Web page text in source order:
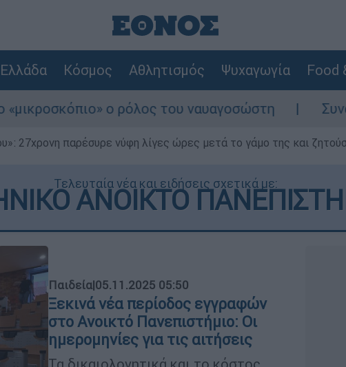
Ελλάδα Κόσμος Αθλητισμός Ψυχαγωγία Food
ο ρόλος του ναυαγοσώστη Συναγερμός στην
27χρονη παρέσυρε νύφη λίγες ώρες μετά το γάμο της και
Τελευταία νέα και ειδήσεις σχετικά με:
ΑΝΟΙΚΤΟ
Παιδεία|05.11.2025 05:50
Ξεκινά νέα περίοδος εγγραφών
στο Ανοικτό Πανεπιστήμιο: Οι
ημερομηνίες για τις αιτήσεις
Τα δικαιολογητικά και το κόστος